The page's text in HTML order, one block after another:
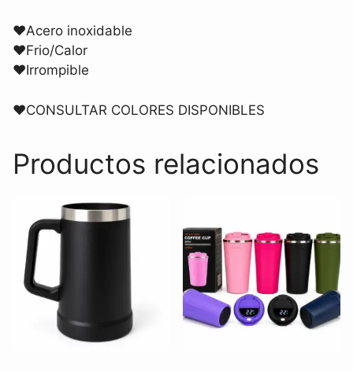
♥Acero inoxidable
♥Frio/Calor
♥Irrompible
♥CONSULTAR COLORES DISPONIBLES
Productos relacionados